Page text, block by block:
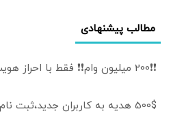
مطالب پیشنهادی
❗❗200 میلیون وام❗❗ فقط با احراز هویت
500$ هدیه به کاربران جدید،ثبت نام کن